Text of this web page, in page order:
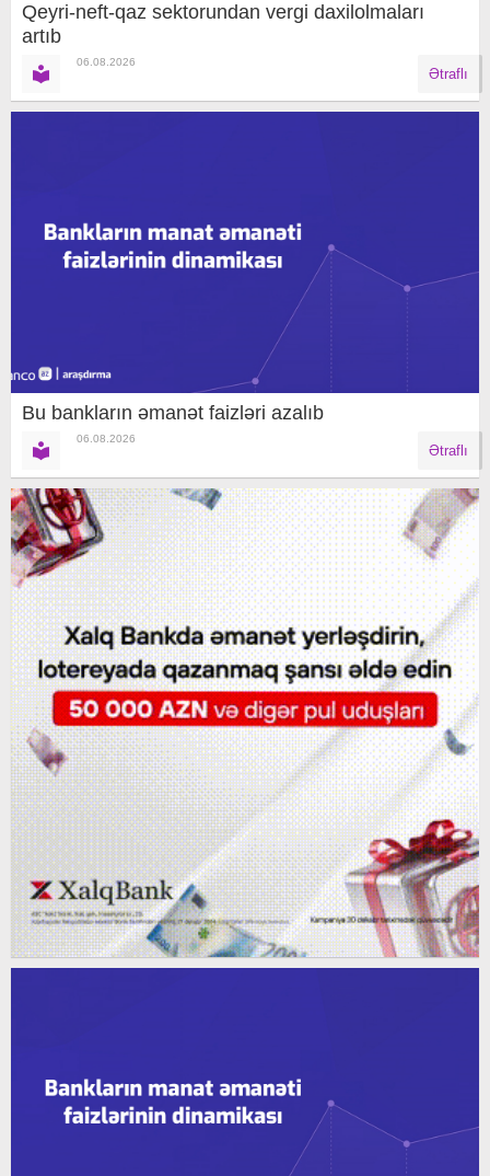
Qeyri-neft-qaz sektorundan vergi daxilolmaları
artıb
06.08.2026
Ətraflı
Bu bankların əmanət faizləri azalıb
06.08.2026
Ətraflı